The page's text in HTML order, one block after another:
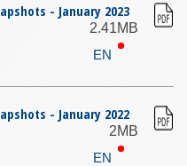
- January 2023
2.41MB
EN
- January 2022
2MB
EN